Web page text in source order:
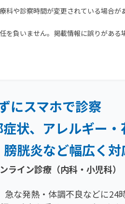
科や診察時間が変更されている場合が
を負いません。掲載情報に誤りがある
にスマホで診察
状、 アレルギー
胱炎など幅広く対
ライン診療（内科・小児科）
な発熱・体調不良などに24